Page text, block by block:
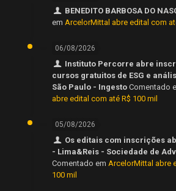
BENEDITO BARBOSA DO
em ArcelorMittal abre edital com
06/08/2026
Instituto Percorre abre
cursos gratuitos de ESG e
São Paulo - Ingesto Comentado
abre edital com até R$ 100 mil
05/08/2026
Os editais com inscrições
- Lima&Reis - Sociedade de
Comentado em ArcelorMittal abre
100 mil